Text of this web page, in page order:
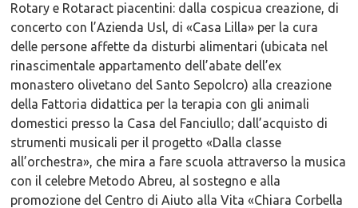
Rotary e Rotaract piacentini: dalla cospicua creazione, di
concerto con l’Azienda Usl, di «Casa Lilla» per la cura
delle persone affette da disturbi alimentari (ubicata nel
rinascimentale appartamento dell’abate dell’ex
monastero olivetano del Santo Sepolcro) alla creazione
della Fattoria didattica per la terapia con gli animali
domestici presso la Casa del Fanciullo; dall’acquisto di
strumenti musicali per il progetto «Dalla classe
all’orchestra», che mira a fare scuola attraverso la musica
con il celebre Metodo Abreu, al sostegno e alla
promozione del Centro di Aiuto alla Vita «Chiara Corbella